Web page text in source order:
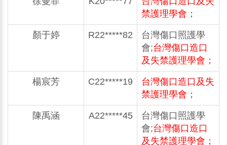
禁護理學會；
顏于婷 R22*****82
台灣傷口照護學
會;台灣傷口造口
及失禁護理學會；
楊宸芳 C22*****19
台灣傷口造口及失
禁護理學會；
陳禹涵 A22*****45
台灣傷口照護學
會;台灣傷口造口
及失禁護理學會；